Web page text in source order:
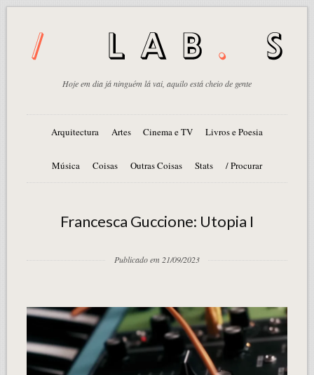
Hoje em dia já ninguém lá vai, aquilo está cheio de gente
Arquitectura Artes Cinema e TV Livros e Poesia
Música Coisas Outras Coisas Stats / Procurar
Francesca Guccione: Utopia I
Publicado em 21/09/2023